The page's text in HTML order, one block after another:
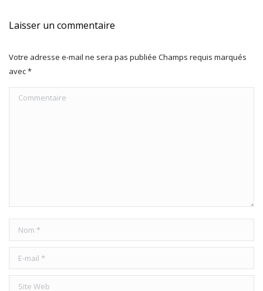
Laisser un commentaire
Votre adresse e-mail ne sera pas publiée Champs requis marqués
avec*
Commentaire
Nom *
E-mail *
Site Web